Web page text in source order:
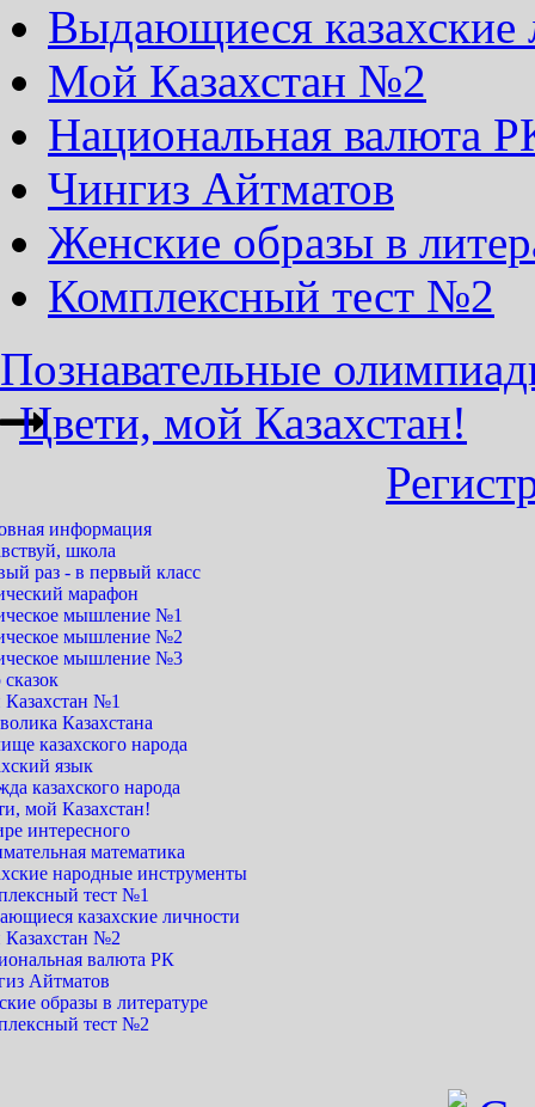
Выдающиеся казахские
Мой Казахстан №2
Национальная валюта
Чингиз Айтматов
Женские образы в
Комплексный тест №2
Познавательные
Цвети, мой Казахстан!
информация
школа
раз - в первый класс
марафон
мышление №1
мышление №2
мышление №3
№1
Казахстана
казахского народа
язык
казахского народа
мой Казахстан!
интересного
математика
народные инструменты
тест №1
казахские личности
№2
валюта РК
Айтматов
образы в литературе
тест №2